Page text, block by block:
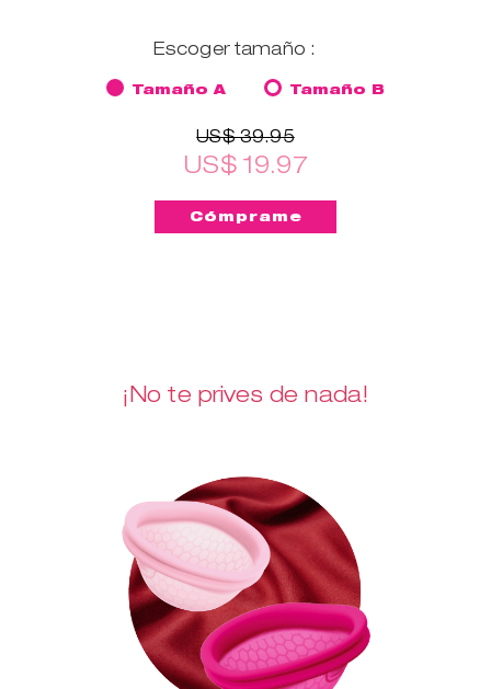
Escoger tamaño :
Tamaño A Tamaño B
US$ 39.95
US$ 19.97
¡No te prives de nada!